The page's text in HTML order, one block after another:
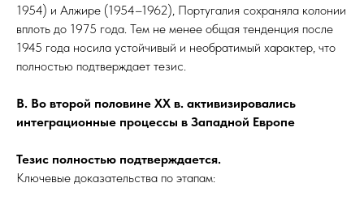
1954) и Алжире (1954–1962), Португалия сохраняла колонии
вплоть до 1975 года. Тем не менее общая тенденция после
1945 года носила устойчивый и необратимый характер, что
полностью подтверждает тезис.
В. Во второй половине ХХ в. активизировались
интеграционные процессы в Западной Европе
Тезис полностью подтверждается.
Ключевые доказательства по этапам: